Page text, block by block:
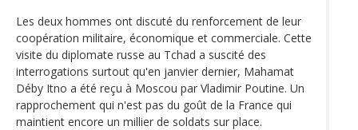
Les deux hommes ont discuté du renforcement de leur
coopération militaire, économique et commerciale. Cette
visite du diplomate russe au Tchad a suscité des
interrogations surtout qu'en janvier dernier, Mahamat
Déby Itno a été reçu à Moscou par Vladimir Poutine. Un
rapprochement qui n'est pas du goût de la France qui
maintient encore un millier de soldats sur place.